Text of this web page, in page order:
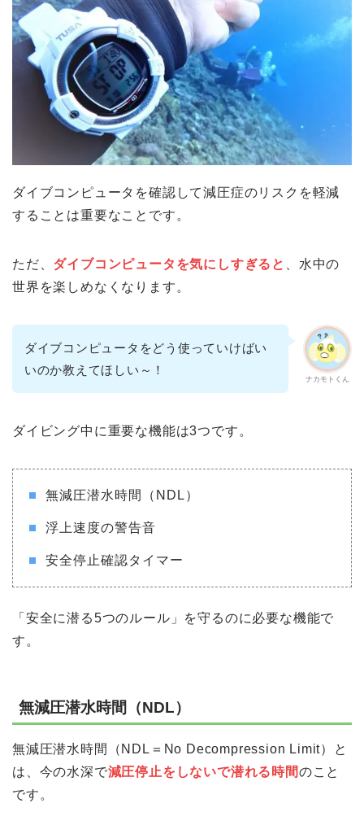
ダイブコンピュータを確認して減圧症のリスクを軽減
することは重要なことです。
ただ、 ダイブコンピュータを気にしすぎると
、水中の
世界を楽しめなくなります。
ナカモトくん
ダイブコンピュータをどう使っていけばい
いのか教えてほしい～！
ダイビング中に重要な機能は3つです。
無減圧潜水時間（NDL）
浮上速度の警告音
安全停止確認タイマー
「安全に潜る5つのルール」を守るのに必要な機能で
す。
無減圧潜水時間（NDL）
無減圧潜水時間（NDL＝No Decompression Limit）と
は、今の水深で減圧停止をしないで潜れる時間のこと
です。